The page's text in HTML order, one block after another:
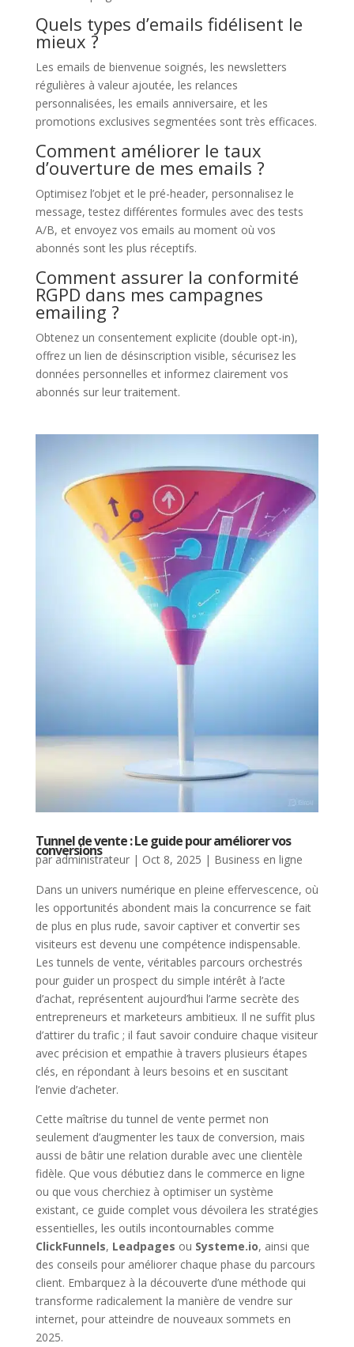
Quels types d’emails fidélisent le
mieux ?
Les emails de bienvenue soignés, les newsletters
régulières à valeur ajoutée, les relances
personnalisées, les emails anniversaire, et les
promotions exclusives segmentées sont très efficaces.
Comment améliorer le taux
d’ouverture de mes emails ?
Optimisez l’objet et le pré-header, personnalisez le
message, testez différentes formules avec des tests
A/B, et envoyez vos emails au moment où vos
abonnés sont les plus réceptifs.
Comment assurer la conformité
RGPD dans mes campagnes
emailing ?
Obtenez un consentement explicite (double opt-in),
offrez un lien de désinscription visible, sécurisez les
données personnelles et informez clairement vos
abonnés sur leur traitement.
Tunnel de vente : Le guide pour améliorer vos
conversions
paradministrateur| Oct 8, 2025 | Business en ligne
Dans un univers numérique en pleine effervescence, où
les opportunités abondent mais la concurrence se fait
de plus en plus rude, savoir captiver et convertir ses
visiteurs est devenu une compétence indispensable.
Les tunnels de vente, véritables parcours orchestrés
pour guider un prospect du simple intérêt à l’acte
d’achat, représentent aujourd’hui l’arme secrète des
entrepreneurs et marketeurs ambitieux. Il ne suffit plus
d’attirer du trafic ; il faut savoir conduire chaque visiteur
avec précision et empathie à travers plusieurs étapes
clés, en répondant à leurs besoins et en suscitant
l’envie d’acheter.
Cette maîtrise du tunnel de vente permet non
seulement d’augmenter les taux de conversion, mais
aussi de bâtir une relation durable avec une clientèle
fidèle. Que vous débutiez dans le commerce en ligne
ou que vous cherchiez à optimiser un système
existant, ce guide complet vous dévoilera les stratégies
essentielles, les outils incontournables comme
ClickFunnels, Leadpages ou Systeme.io, ainsi que
des conseils pour améliorer chaque phase du parcours
client. Embarquez à la découverte d’une méthode qui
transforme radicalement la manière de vendre sur
internet, pour atteindre de nouveaux sommets en
2025.